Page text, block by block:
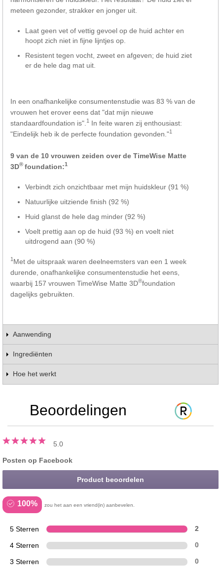
meteen gezonder, strakker en jonger uit.
Laat geen vet of vettig gevoel op de huid achter en
hoopt zich niet in fijne lijntjes op.
Resistent tegen vocht, zweet en afgeven; de huid ziet
er de hele dag mat uit.
In een onafhankelijke consumentenstudie was 83 % van de
vrouwen het erover eens dat "dat mijn nieuwe
standaardfoundation is". 1
In feite waren zij enthousiast:
"Eindelijk heb ik de perfecte foundation gevonden."1
9 van de 10 vrouwen zeiden over de TimeWise Matte
3D® foundation:1
Verbindt zich onzichtbaar met mijn huidskleur (91 %)
Natuurlijke uitziende finish (92 %)
Huid glanst de hele dag minder (92 %)
Voelt prettig aan op de huid (93 %) en voelt niet
uitdrogend aan (90 %)
1 Met de uitspraak waren deelneemsters van een 1 week
durende, onafhankelijke consumentenstudie het eens,
waarbij 157 vrouwen TimeWise Matte 3D®foundation
dagelijks gebruikten.
Aanwending
Ingrediënten
Hoe het werkt
Beoordelingen
5.0
Posten op Facebook
Product beoordelen
100% zou het aan een vriend(in) aanbevelen.
5 Sterren 2
4 Sterren 0
3 Sterren 0